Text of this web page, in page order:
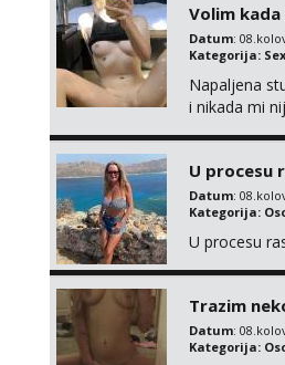
Volim
Datum:
Kategorija: Sex
Napaljena
i nikada mi
U procesu
Datum:
Kategorija:
U procesu
Trazim
Datum:
Kategorija: